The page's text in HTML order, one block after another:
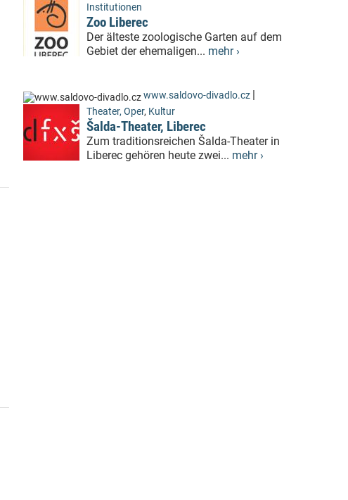
Institutionen
Zoo Liberec
Der älteste zoologische Garten auf dem
Gebiet der ehemaligen... mehr ›
www.saldovo-divadlo.cz |
Theater, Oper, Kultur
Šalda-Theater, Liberec
Zum traditionsreichen Šalda-Theater in
Liberec gehören heute zwei... mehr ›